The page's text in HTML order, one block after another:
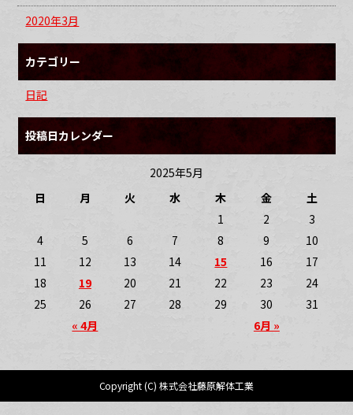
2020年3月
カテゴリー
日記
投稿日カレンダー
2025年5月
日
月 火 水 木 金 土
« 4月 6月 »
1 2
3
4
5 6 7 8 9
10
11
12 13 14 15 16
17
18
19 20 21 22 23
24
25
26 27 28 29 30 31
Copyright (C) 株式会社藤原解体工業